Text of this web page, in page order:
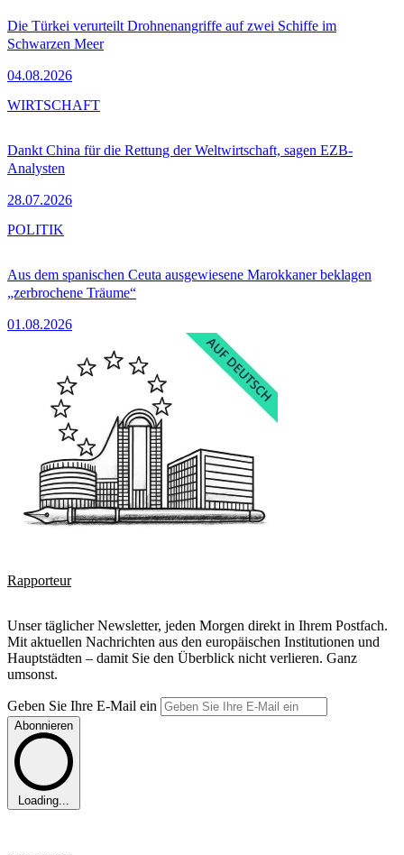
Die Türkei verurteilt Drohnenangriffe auf zwei Schiffe im
Schwarzen Meer
04.08.2026
Dankt China für die Rettung der Weltwirtschaft, sagen EZB-
Analysten
28.07.2026
WIRTSCHAFT
Aus dem spanischen Ceuta ausgewiesene Marokkaner beklagen
„zerbrochene Träume“
01.08.2026
POLITIK
Rapporteur
Unser täglicher Newsletter, jeden Morgen direkt in Ihrem Postfach.
Mit aktuellen Nachrichten aus den europäischen Institutionen und
Hauptstädten – damit Sie den Überblick nicht verlieren. Ganz
umsonst.
Geben Sie Ihre E-Mail ein
Abonnieren
Loading...